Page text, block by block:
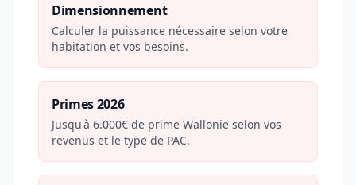
Dimensionnement
Calculer la puissance nécessaire selon votre
habitation et vos besoins.
Primes 2026
Jusqu'à 6.000€ de prime Wallonie selon vos
revenus et le type de PAC.